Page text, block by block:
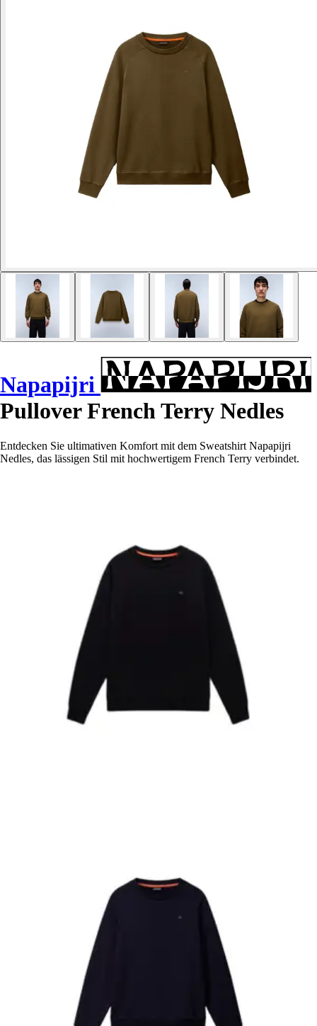
Napapijri
Pullover French Terry Nedles
Entdecken Sie ultimativen Komfort mit dem Sweatshirt Napapijri
Nedles, das lässigen Stil mit hochwertigem French Terry verbindet.